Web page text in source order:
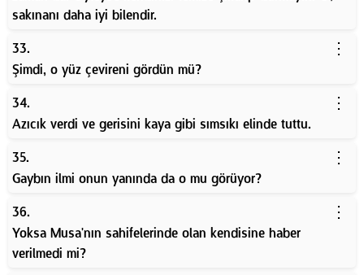
sakınanı daha iyi bilendir.
33. ⋮
Şimdi, o yüz çevireni gördün mü?
34. ⋮
Azıcık verdi ve gerisini kaya gibi sımsıkı elinde tuttu.
35. ⋮
Gaybın ilmi onun yanında da o mu görüyor?
36. ⋮
Yoksa Musa'nın sahifelerinde olan kendisine haber
verilmedi mi?